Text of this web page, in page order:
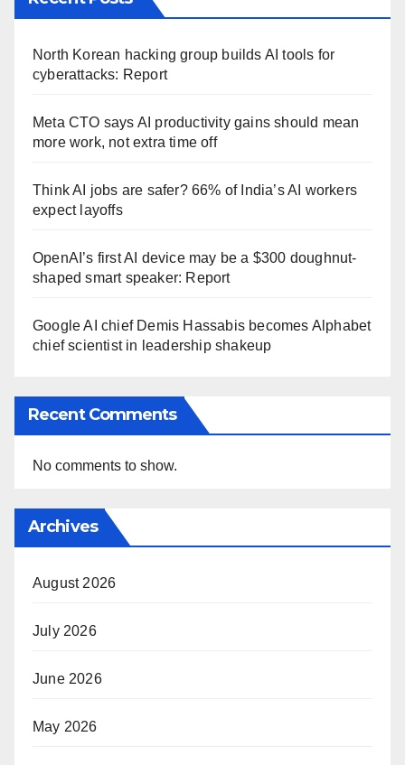
North Korean hacking group builds AI tools for
cyberattacks: Report
Meta CTO says AI productivity gains should mean
more work, not extra time off
Think AI jobs are safer? 66% of India’s AI workers
expect layoffs
OpenAI’s first AI device may be a $300 doughnut-
shaped smart speaker: Report
Google AI chief Demis Hassabis becomes Alphabet
chief scientist in leadership shakeup
Recent Comments
No comments to show.
Archives
August 2026
July 2026
June 2026
May 2026